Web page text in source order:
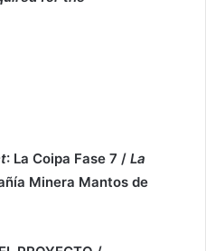
: La Coipa Fase 7 / La
Minera Mantos de